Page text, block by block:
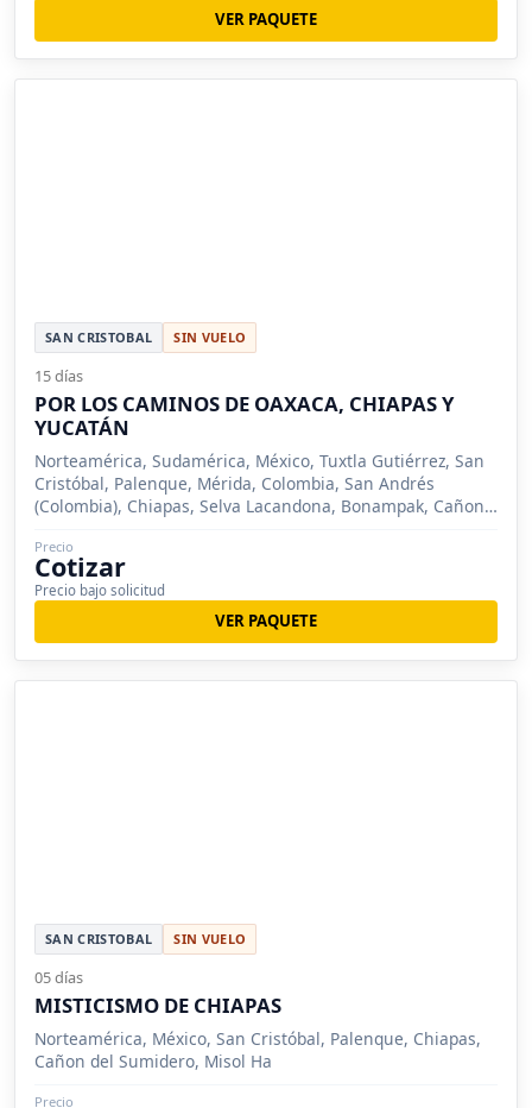
VER PAQUETE
SAN CRISTOBAL SIN VUELO
15 días
POR LOS CAMINOS DE OAXACA, CHIAPAS Y
YUCATÁN
Norteamérica, Sudamérica, México, Tuxtla Gutiérrez, San
Cristóbal, Palenque, Mérida, Colombia, San Andrés
(Colombia), Chiapas, Selva Lacandona, Bonampak, Cañon
Chiapa de Corzo, Oaxaca, Mitla, Monte Albán, Yucatán,
Celestún, Cascadas de Agua Azul
Precio
Cotizar
Precio bajo solicitud
VER PAQUETE
SAN CRISTOBAL SIN VUELO
05 días
MISTICISMO DE CHIAPAS
Norteamérica, México, San Cristóbal, Palenque, Chiapas,
Cañon del Sumidero, Misol Ha
Precio